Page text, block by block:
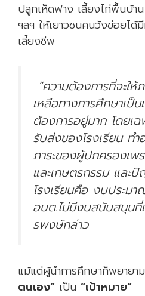
ปลูกเห็ดฟาง เลี้ยงไก่พื้นบ้า
ฯลฯ ให้เยาวชนคนวังข่อยได้มี
เลี้ยงชีพ
“ความต้องการที่จะให้
เหลือทางการศึกษาเป็
ต้องการอยู่มาก โดยเฉ
รับส่งของโรงเรียน ทำ
ภาระของผู้ปกครองเพ
และเกษตรกรรม และ
โรงเรียนคือ งบประม
อบต.ไม่มีงบสนับสนุน
รพงษ์กล่าว
แม้แต่ผู้นำการศึกษาก็พยายา
ตนเอง” เป็น “เป้าหมาย”